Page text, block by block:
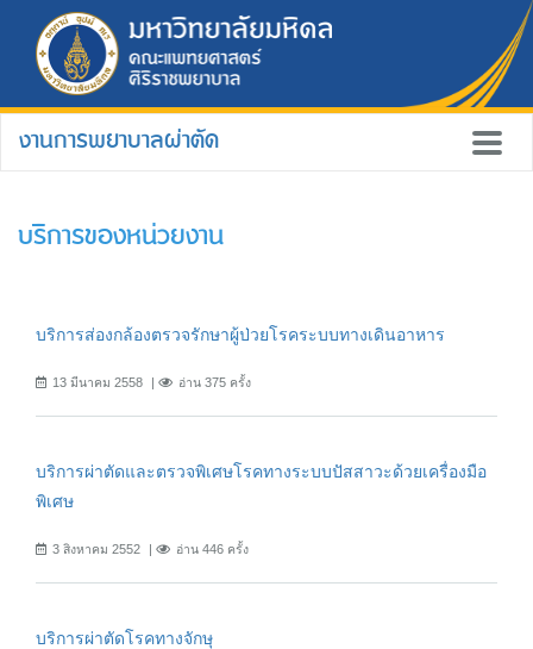
งานการพยาบาลผ่าตัด
บริการของหน่วยงาน
บริการส่องกล้องตรวจรักษาผู้ป่วยโรคระบบทางเดินอาหาร
13 มีนาคม 2558 อ่าน 375 ครั้ง
บริการผ่าตัดและตรวจพิเศษโรคทางระบบปัสสาวะด้วยเครื่องมือ
พิเศษ
3 สิงหาคม 2552 อ่าน 446 ครั้ง
บริการผ่าตัดโรคทางจักษุ